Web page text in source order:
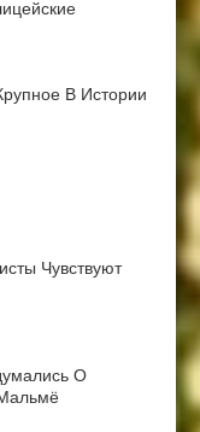
В Истории
Чувствуют
О